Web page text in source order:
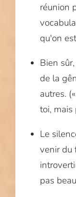
réunion
qu'on
Bien
de la
autres.
toi, mais
Le
venir du
pas